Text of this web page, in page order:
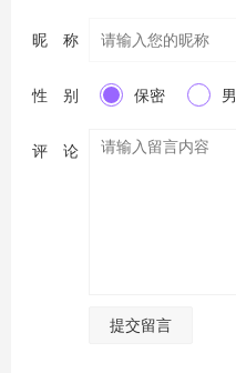
昵 称
性 别 保密 男
评 论
提交留言